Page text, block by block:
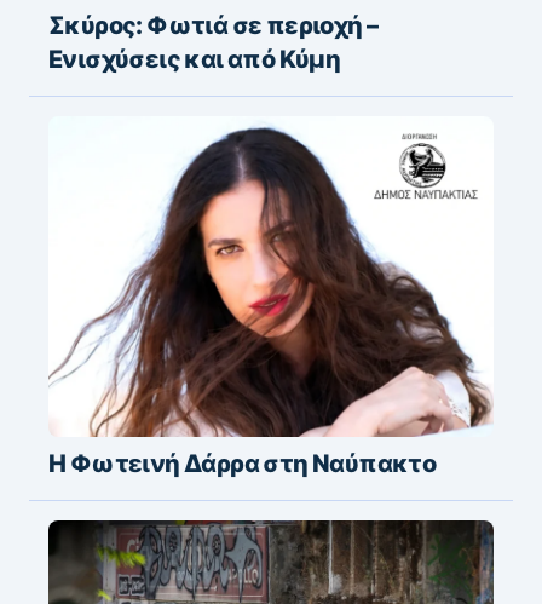
Σκύρος: Φωτιά σε περιοχή –
Ενισχύσεις και από Κύμη
Η Φωτεινή Δάρρα στη Ναύπακτο